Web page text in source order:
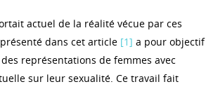
actuel de la réalité vécue par ces
dans cet article [1] a pour objectif
représentations de femmes avec
sur leur sexualité. Ce travail fait